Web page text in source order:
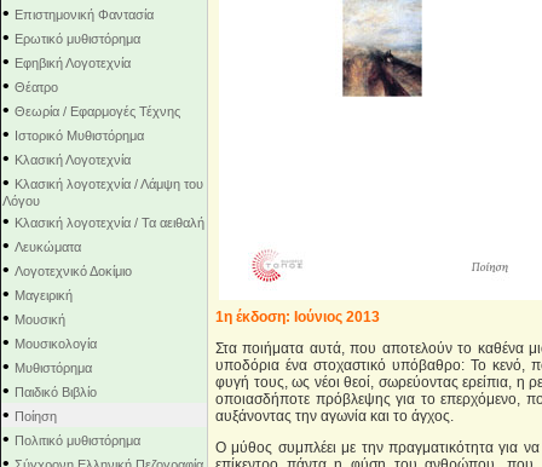
• Επιστημονική Φαντασία
• Ερωτικό μυθιστόρημα
• Εφηβική Λογοτεχνία
• Θέατρο
• Θεωρία / Εφαρμογές Τέχνης
• Ιστορικό Μυθιστόρημα
• Κλασική Λογοτεχνία
• Κλασική λογοτεχνία / Λάμψη του
Λόγου
• Κλασική λογοτεχνία / Τα αειθαλή
• Λευκώματα
• Λογοτεχνικό Δοκίμιο
• Μαγειρική
• Μουσική
• Μουσικολογία
• Μυθιστόρημα
• Παιδικό Βιβλίο
• Ποίηση
• Πολιτικό μυθιστόρημα
•
1η έκδοση: Ιούνιος 2013
Στα ποιήματα αυτά, που αποτελούν το καθένα
υποδόρια ένα στοχαστικό υπόβαθρο: Το κενό,
φυγή τους, ως νέοι θεοί, σωρεύοντας ερείπια, η
οποιασδήποτε πρόβλεψης για το επερχόμενο,
αυξάνοντας την αγωνία και το άγχος.
O μύθος συμπλέει με την πραγματικότητα για